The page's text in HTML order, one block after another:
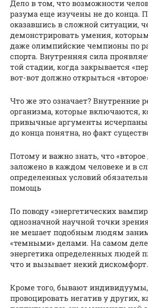
Дело в том, что возможности
разума еще изучены не до конца.
оказавшись в сложной ситуации,
демонстрировать умения,
даже олимпийские чемпионы по
спорта. Внутренняя сила
той стадии, когда закрывается
вот-вот должно открыться
Что же это означает? Внутренние
организма, которые включаются,
привычные аргументы
до конца понятна, но факт
Потому и важно знать, что
заложено в каждом человеке и в
определенных условий
помощь
По поводу «энергетических
однозначной научной точки
не мешает подобным людям
«темными» делами. На самом
энергетика определенных людей
что и вызывает некий дискомфорт.
Кроме того, бывают
провоцировать негатив у других,